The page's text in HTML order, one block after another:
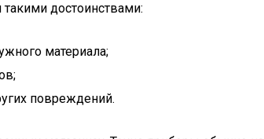
достоинствами:
материала;
повреждений.